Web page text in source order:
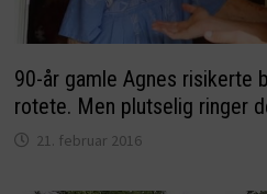
90-år gamle Agnes risikerte
rotete. Men plutselig ringer
21. februar 2016